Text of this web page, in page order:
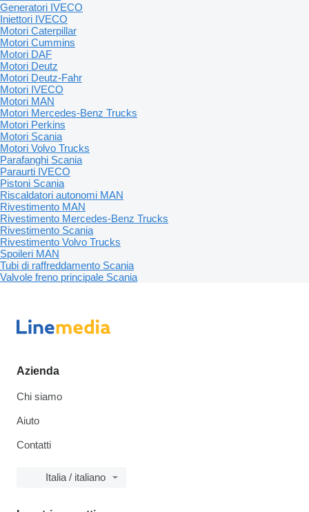
Generatori IVECO
Iniettori IVECO
Motori Caterpillar
Motori Cummins
Motori DAF
Motori Deutz
Motori Deutz-Fahr
Motori IVECO
Motori MAN
Motori Mercedes-Benz Trucks
Motori Perkins
Motori Scania
Motori Volvo Trucks
Parafanghi Scania
Paraurti IVECO
Pistoni Scania
Riscaldatori autonomi MAN
Rivestimento MAN
Rivestimento Mercedes-Benz Trucks
Rivestimento Scania
Rivestimento Volvo Trucks
Spoileri MAN
Tubi di raffreddamento Scania
Valvole freno principale Scania
Azienda
Chi siamo
Aiuto
Contatti
Italia / italiano